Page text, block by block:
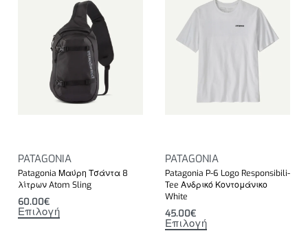
PATAGONIA
Patagonia Μαύρη Τσάντα 8
λίτρων Atom Sling
60.00€
Επιλογή
PATAGONIA
Patagonia P-6 Logo Responsibili-
Tee Ανδρικό Κοντομάνικο
White
45.00€
Επιλογή